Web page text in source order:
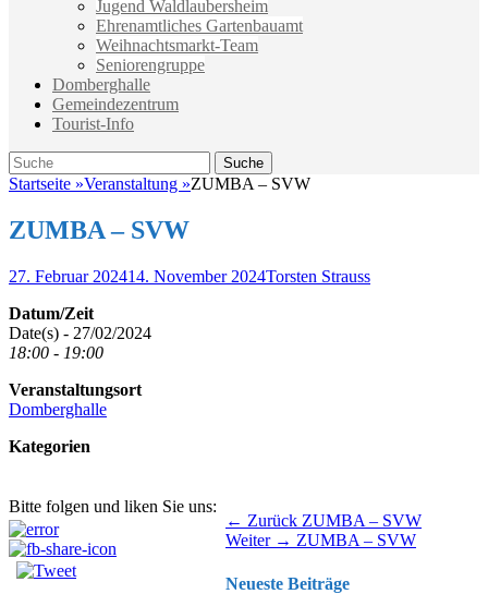
Jugend Waldlaubersheim
Ehrenamtliches Gartenbauamt
Weihnachtsmarkt-Team
Seniorengruppe
Domberghalle
Gemeindezentrum
Tourist-Info
Suche
Suche
nach:
Startseite »Veranstaltung »ZUMBA – SVW
ZUMBA – SVW
Veröffentlicht
27. Februar 202414. November 2024Autor
Torsten Strauss
Datum/Zeit
Date(s) - 27/02/2024
18:00 - 19:00
Veranstaltungsort
Domberghalle
Kategorien
Bitte folgen und liken Sie uns:
Beitragsnavigation ← Zurück Vorhergehender
Beitrag:
ZUMBA – SVW
Weiter → Nächster
ZUMBA – SVW
Neueste Beiträge